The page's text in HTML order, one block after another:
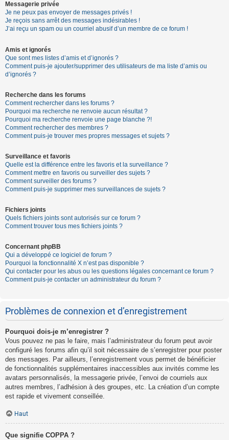
Messagerie privée
Je ne peux pas envoyer de messages privés !
Je reçois sans arrêt des messages indésirables !
J’ai reçu un spam ou un courriel abusif d’un membre de ce forum !
Amis et ignorés
Que sont mes listes d’amis et d’ignorés ?
Comment puis-je ajouter/supprimer des utilisateurs de ma liste d’amis ou
d’ignorés ?
Recherche dans les forums
Comment rechercher dans les forums ?
Pourquoi ma recherche ne renvoie aucun résultat ?
Pourquoi ma recherche renvoie une page blanche ?!
Comment rechercher des membres ?
Comment puis-je trouver mes propres messages et sujets ?
Surveillance et favoris
Quelle est la différence entre les favoris et la surveillance ?
Comment mettre en favoris ou surveiller des sujets ?
Comment surveiller des forums ?
Comment puis-je supprimer mes surveillances de sujets ?
Fichiers joints
Quels fichiers joints sont autorisés sur ce forum ?
Comment trouver tous mes fichiers joints ?
Concernant phpBB
Qui a développé ce logiciel de forum ?
Pourquoi la fonctionnalité X n’est pas disponible ?
Qui contacter pour les abus ou les questions légales concernant ce forum ?
Comment puis-je contacter un administrateur du forum ?
Problèmes de connexion et d’enregistrement
Pourquoi dois-je m’enregistrer ?
Vous pouvez ne pas le faire, mais l’administrateur du forum peut avoir
configuré les forums afin qu’il soit nécessaire de s’enregistrer pour poster
des messages. Par ailleurs, l’enregistrement vous permet de bénéficier
de fonctionnalités supplémentaires inaccessibles aux invités comme les
avatars personnalisés, la messagerie privée, l’envoi de courriels aux
autres membres, l’adhésion à des groupes, etc. La création d’un compte
est rapide et vivement conseillée.
Haut
Que signifie COPPA ?